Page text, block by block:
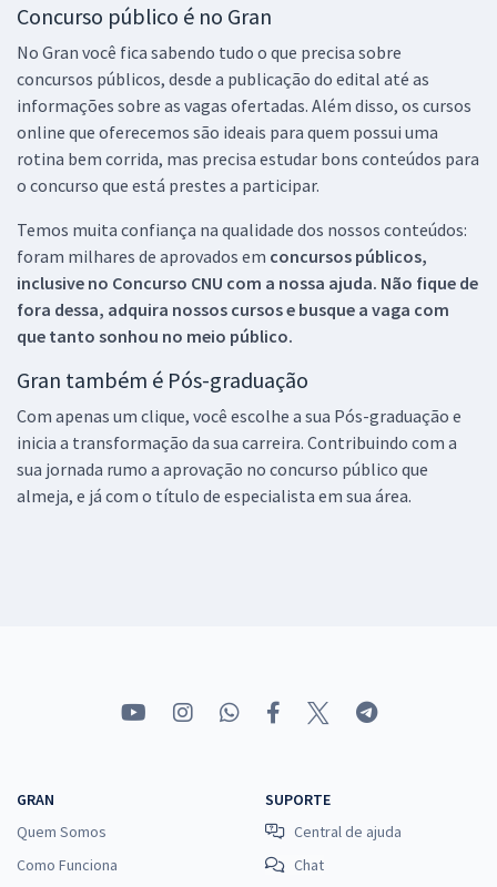
Concurso público é no Gran
No Gran você fica sabendo tudo o que precisa sobre
concursos públicos, desde a publicação do edital até as
informações sobre as vagas ofertadas. Além disso, os cursos
online que oferecemos são ideais para quem possui uma
rotina bem corrida, mas precisa estudar bons conteúdos para
o concurso que está prestes a participar.
Temos muita confiança na qualidade dos nossos conteúdos:
foram milhares de aprovados em concursos públicos,
inclusive no Concurso CNU com a nossa ajuda. Não fique de
fora dessa, adquira nossos cursos e busque a vaga com
que tanto sonhou no meio público.
Gran também é Pós-graduação
Com apenas um clique, você escolhe a sua Pós-graduação e
inicia a transformação da sua carreira. Contribuindo com a
sua jornada rumo a aprovação no concurso público que
almeja, e já com o título de especialista em sua área.
GRAN
Quem Somos
Como Funciona
SUPORTE
Central de ajuda
Chat